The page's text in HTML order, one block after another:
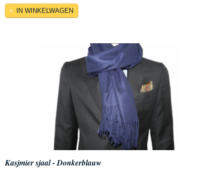
IN WINKELWAGEN
Kasjmier sjaal - Donkerblauw